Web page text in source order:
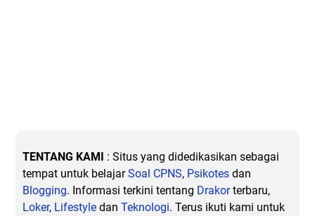
TENTANG KAMI : Situs yang didedikasikan sebagai
tempat untuk belajarSoal CPNS, Psikotes dan
Blogging. Informasi terkini tentang Drakorterbaru,
Loker, Lifestyle dan Teknologi. Terus ikuti kami untuk